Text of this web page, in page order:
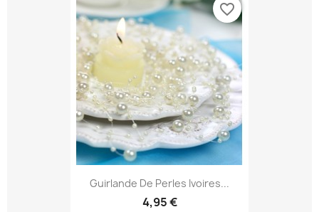
Guirlande De Perles Ivoires...
4,95 €
favorite_border